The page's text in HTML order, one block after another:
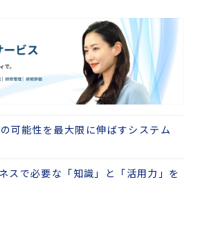
可能性を最大限に伸ばすシステム
スで必要な「知識」と「活用力」を